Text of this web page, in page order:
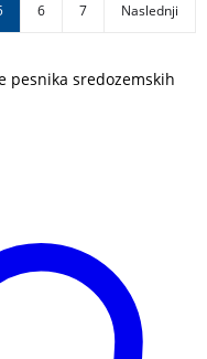
6 7 Naslednji
pesnika sredozemskih